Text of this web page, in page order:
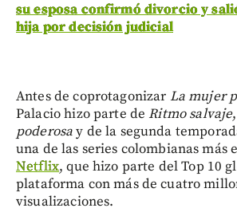
su esposa confirmó divorcio y
hija por decisión judicial
Antes de coprotagonizar La mujer
Palacio hizo parte deRitmo salvaje,
poderosay de la segunda
una de las series colombianas más
Netflix, que hizo parte del Top 10
plataforma con más de cuatro
visualizaciones.